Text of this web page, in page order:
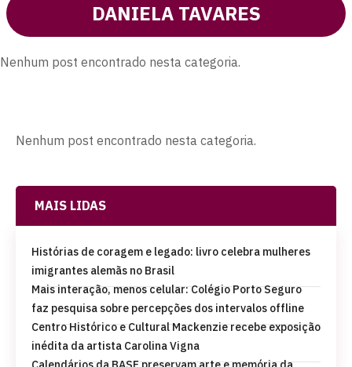
DANIELA TAVARES
Nenhum post encontrado nesta categoria.
Nenhum post encontrado nesta categoria.
MAIS LIDAS
Histórias de coragem e legado: livro celebra mulheres
imigrantes alemãs no Brasil
Mais interação, menos celular: Colégio Porto Seguro
faz pesquisa sobre percepções dos intervalos offline
Centro Histórico e Cultural Mackenzie recebe exposição
inédita da artista Carolina Vigna